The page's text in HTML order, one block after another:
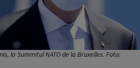
la Summitul NATO de la Bruxelles. Foto: